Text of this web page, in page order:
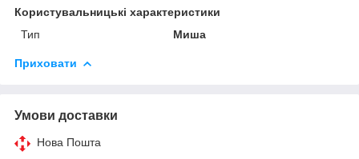
Користувальницькі характеристики
Тип
Миша
Приховати
Умови доставки
Нова Пошта